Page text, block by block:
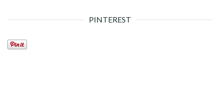
PINTEREST